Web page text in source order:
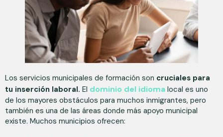
Los servicios municipales de formación son cruciales para
tu inserción laboral. El dominio del idioma local es uno
de los mayores obstáculos para muchos inmigrantes, pero
también es una de las áreas donde más apoyo municipal
existe. Muchos municipios ofrecen: